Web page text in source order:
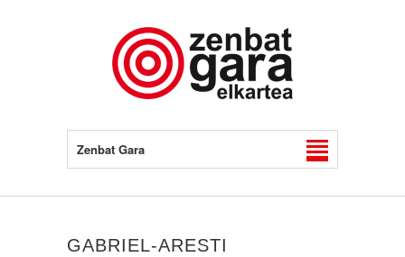
Zenbat Gara
GABRIEL-ARESTI